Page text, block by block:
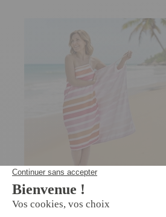
Robe de plage 160 x 90 cm
2/5- 1avis